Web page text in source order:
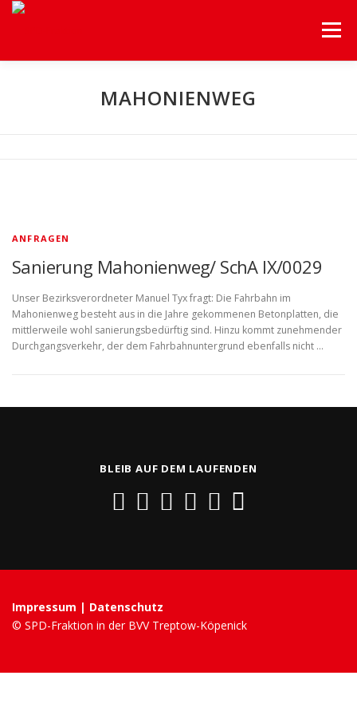
Menü
UNSERE FRAKTION UNSERE THEMEN
MAHONIENWEG
ANFRAGEN
Sanierung Mahonienweg/ SchA IX/0029
Unser Bezirksverordneter Manuel Tyx fragt: Die Fahrbahn im
Mahonienweg besteht aus in die Jahre gekommenen Betonplatten, die
mittlerweile wohl sanierungsbedürftig sind. Hinzu kommt zunehmender
Durchgangsverkehr, der dem Fahrbahnuntergrund ebenfalls nicht …
BLEIB AUF DEM LAUFENDEN
Impressum | Datenschutz
© SPD-Fraktion in der BVV Treptow-Köpenick